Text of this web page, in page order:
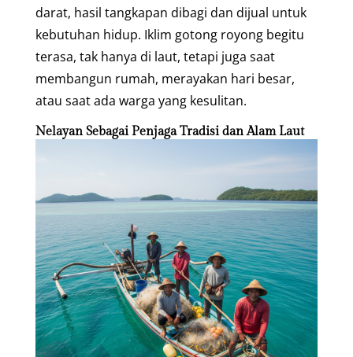
darat, hasil tangkapan dibagi dan dijual untuk
kebutuhan hidup. Iklim gotong royong begitu
terasa, tak hanya di laut, tetapi juga saat
membangun rumah, merayakan hari besar,
atau saat ada warga yang kesulitan.
Nelayan Sebagai Penjaga Tradisi dan Alam Laut